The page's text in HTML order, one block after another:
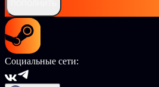
Социальные сети: